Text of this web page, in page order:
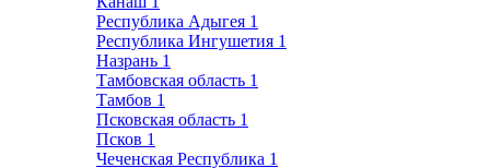
Республика Адыгея 1
Республика Ингушетия 1
Назрань 1
Тамбовская область 1
Тамбов 1
Псковская область 1
Псков 1
Чеченская Республика 1